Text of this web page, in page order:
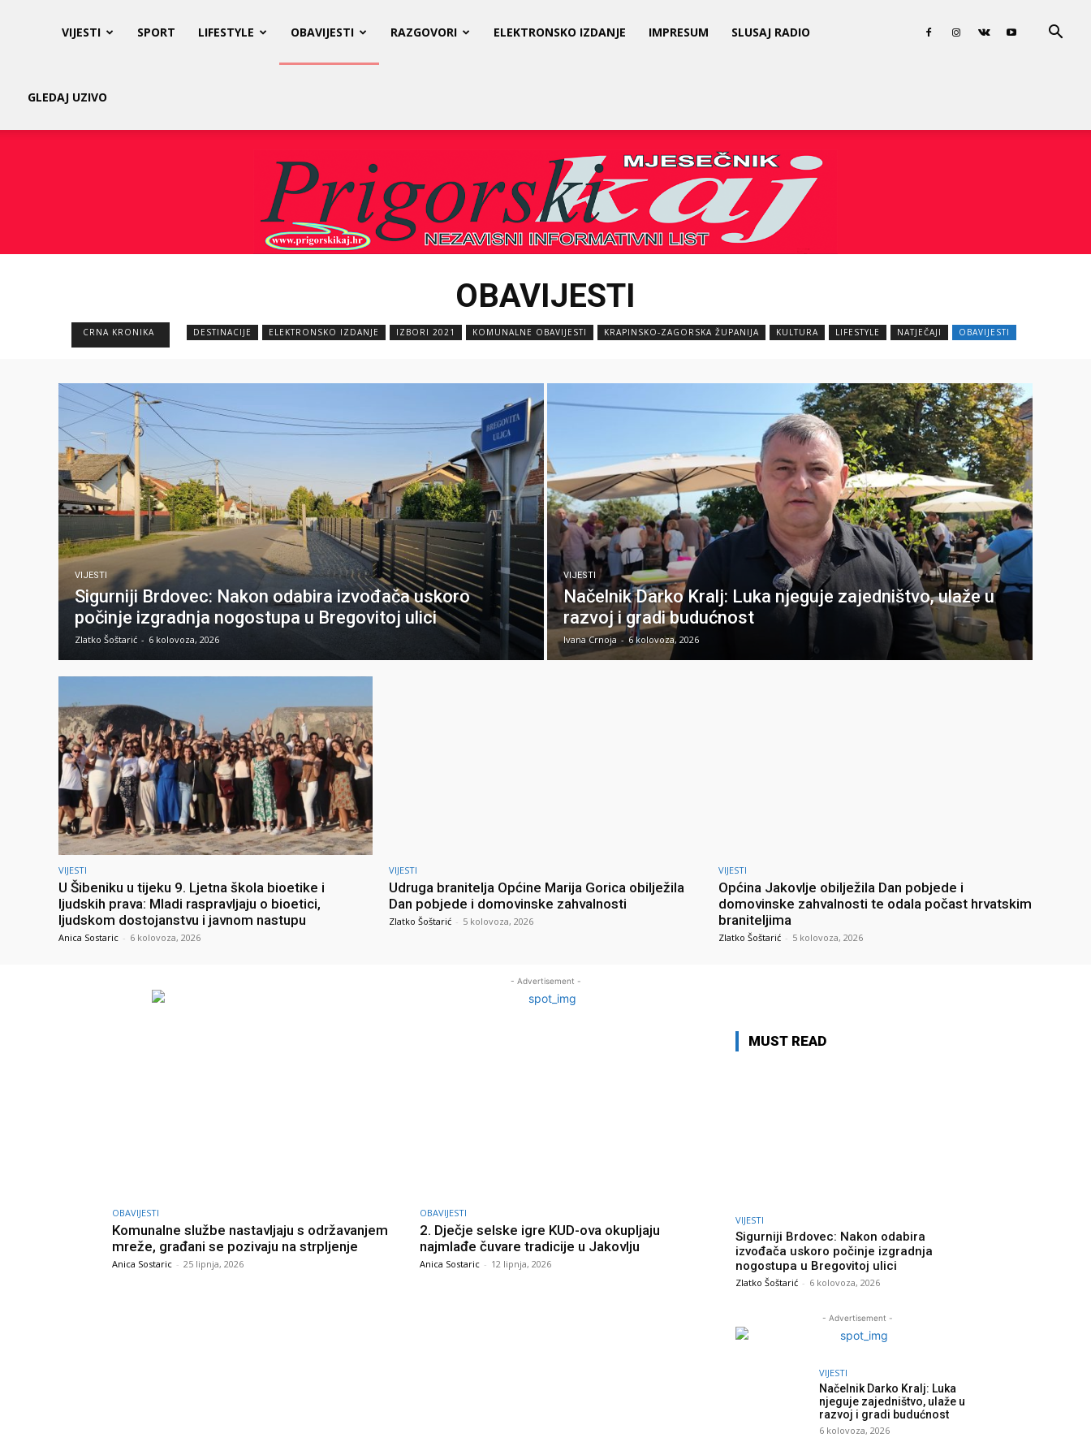
Kaj
VIJESTI SPORT LIFESTYLE OBAVIJESTI RAZGOVORI ELEKTRONSKO IZDANJE IMPRESUM SLUSAJ RADIO
GLEDAJ UZIVO
OBAVIJESTI
CRNA KRONIKA DESTINACIJE ELEKTRONSKO IZDANJE IZBORI 2021 KOMUNALNE OBAVIJESTI KRAPINSKO-ZAGORSKA ŽUPANIJA KULTURA LIFESTYLE NATJEČAJI OBAVIJESTI
VIJESTI
Sigurniji Brdovec: Nakon odabira izvođača uskoro
počinje izgradnja nogostupa u Bregovitoj ulici
Zlatko Šoštarić - 6 kolovoza, 2026
VIJESTI
Načelnik Darko Kralj: Luka njeguje zajedništvo, ulaže u
razvoj i gradi budućnost
Ivana Crnoja - 6 kolovoza, 2026
VIJESTI
U Šibeniku u tijeku 9. Ljetna škola bioetike i
ljudskih prava: Mladi raspravljaju o bioetici,
ljudskom dostojanstvu i javnom nastupu
Anica Sostaric - 6 kolovoza, 2026
VIJESTI
Udruga branitelja Općine Marija Gorica obilježila
Dan pobjede i domovinske zahvalnosti
Zlatko Šoštarić - 5 kolovoza, 2026
VIJESTI
Općina Jakovlje obilježila Dan pobjede i
domovinske zahvalnosti te odala počast hrvatskim
braniteljima
Zlatko Šoštarić - 5 kolovoza, 2026
- Advertisement -
OBAVIJESTI
Komunalne službe nastavljaju s održavanjem
mreže, građani se pozivaju na strpljenje
Anica Sostaric - 25 lipnja, 2026
OBAVIJESTI
2. Dječje selske igre KUD-ova okupljaju
najmlađe čuvare tradicije u Jakovlju
Anica Sostaric - 12 lipnja, 2026
MUST READ
VIJESTI
Sigurniji Brdovec: Nakon odabira
izvođača uskoro počinje izgradnja
nogostupa u Bregovitoj ulici
Zlatko Šoštarić - 6 kolovoza, 2026
- Advertisement -
VIJESTI
Načelnik Darko Kralj: Luka
njeguje zajedništvo, ulaže u
razvoj i gradi budućnost
6 kolovoza, 2026